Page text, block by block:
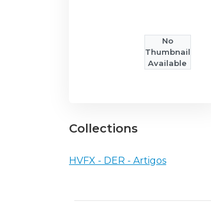
No
Thumbnail
Available
Collections
HVFX - DER - Artigos